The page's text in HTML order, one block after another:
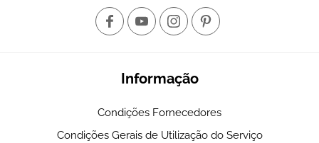
Informação
Condições Fornecedores
Condições Gerais de Utilização do Serviço